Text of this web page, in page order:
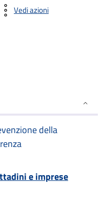
Vedi azioni
della
e imprese